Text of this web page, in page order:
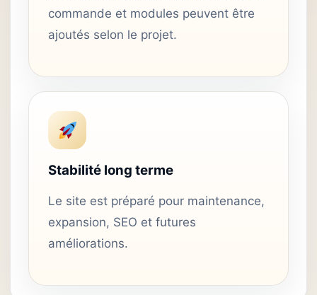
commande et modules peuvent être
ajoutés selon le projet.
Stabilité long terme
Le site est préparé pour maintenance,
expansion, SEO et futures
améliorations.